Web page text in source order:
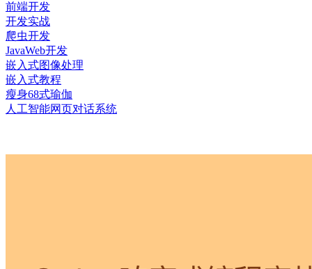
前端开发
开发实战
爬虫开发
JavaWeb开发
嵌入式图像处理
嵌入式教程
瘦身68式瑜伽
人工智能网页对话系统